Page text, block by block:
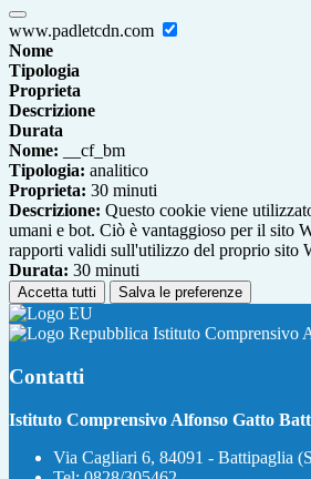
www.padletcdn.com
Nome
Tipologia
Proprieta
Descrizione
Durata
Nome: __cf_bm
Tipologia: analitico
Proprieta: 30 minuti
Descrizione: Questo cookie viene
umani e bot. Ciò è vantaggioso per il sito
rapporti validi sull'utilizzo del proprio sito
Durata: 30 minuti
Accetta tutti Salva le preferenze
Istituto Comprensivo
Contatti
Istituto Comprensivo Alfonso Gatto
Via Cagliari 6, 84091 - Battipaglia